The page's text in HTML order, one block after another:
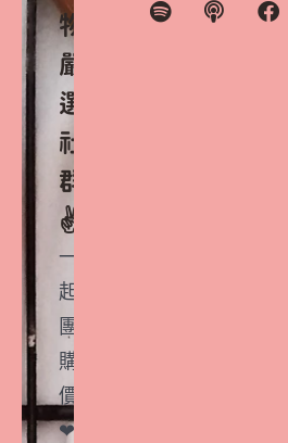
物
嚴
選
社
群
✌️
一
起
團
購
價
❤